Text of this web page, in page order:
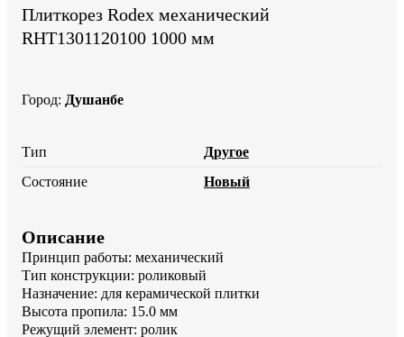
Плиткорез Rodex механический
RHT1301120100 1000 мм
Город: Душанбе
Тип
Другое
Состояние
Новый
Описание
Принцип работы: механический
Тип конструкции: роликовый
Назначение: для керамической плитки
Высота пропила: 15.0 мм
Режущий элемент: ролик